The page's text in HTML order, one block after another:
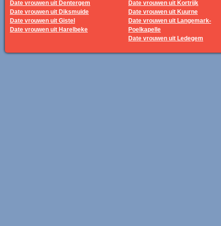
Date vrouwen uit Dentergem
Date vrouwen uit Diksmuide
Date vrouwen uit Gistel
Date vrouwen uit Harelbeke
Date vrouwen uit Kortrijk
Date vrouwen uit Kuurne
Date vrouwen uit Langemark-
Poelkapelle
Date vrouwen uit Ledegem